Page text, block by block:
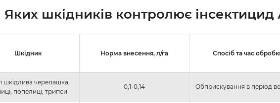
Яких шкідників контролює інсектицид
Шкідник Норма внесення, л/га Спосіб та час
шкідлива черепашка,
попелиці, трипси
0,1-0,14 Обприскування в період